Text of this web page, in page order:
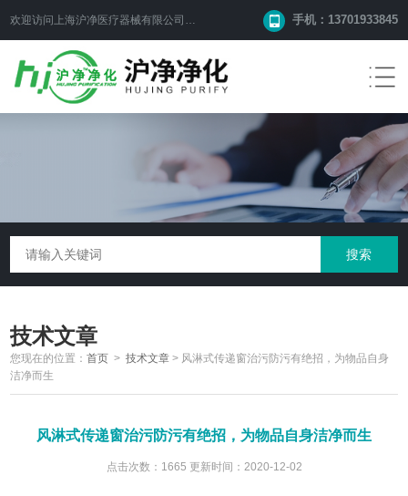
欢迎访问上海沪净医疗器械有限公司网站！ 手机：13701933845
技术文章
您现在的位置：首页 >技术文章 > 风淋式传递窗治污防污有绝招，为物品自身
洁净而生
风淋式传递窗治污防污有绝招，为物品自身洁净而生
点击次数：1665 更新时间：2020-12-02